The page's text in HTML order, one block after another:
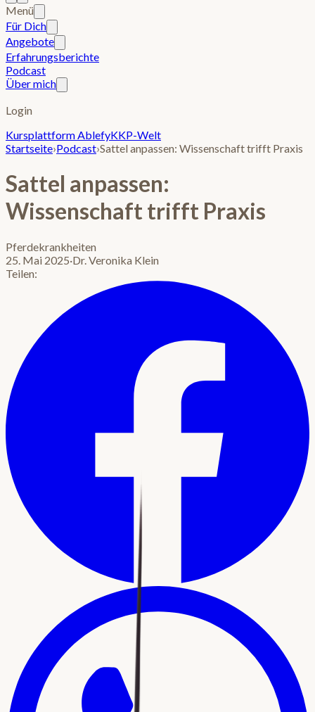
Menü
Für Dich
Angebote
Erfahrungsberichte
Podcast
Über mich
Login
Kursplattform AblefyKKP-Welt
Startseite›Podcast›Sattel anpassen: Wissenschaft trifft Praxis
Sattel anpassen:
Wissenschaft trifft Praxis
Pferdekrankheiten
25. Mai 2025·Dr. Veronika Klein
Teilen: